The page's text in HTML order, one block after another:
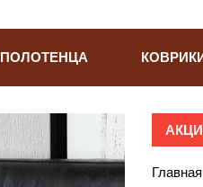
ПОЛОТЕНЦА
Главная